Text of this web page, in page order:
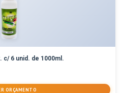
c/ 6 unid. de 1000ml.
ORÇAMENTO